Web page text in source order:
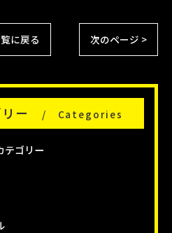
に戻る 次のページ >
ー Categories
テゴリー